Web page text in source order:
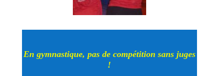
En gymnastique, pas de compétition sans juges
!